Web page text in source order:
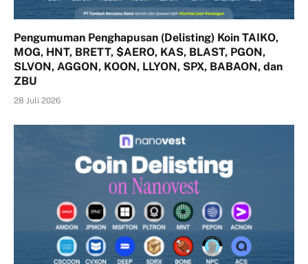
Pengumuman Penghapusan (Delisting) Koin TAIKO,
MOG, HNT, BRETT, $AERO, KAS, BLAST, PGON,
SLVON, AGGON, KOON, LLYON, SPX, BABAON, dan
ZBU
28 Juli 2026